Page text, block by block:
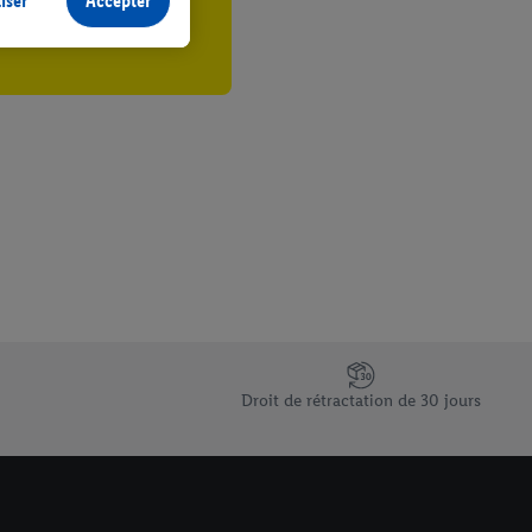
Droit de rétractation de 30 jours
terminaux ou
échéant, d’autres